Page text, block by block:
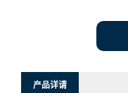
产品详请